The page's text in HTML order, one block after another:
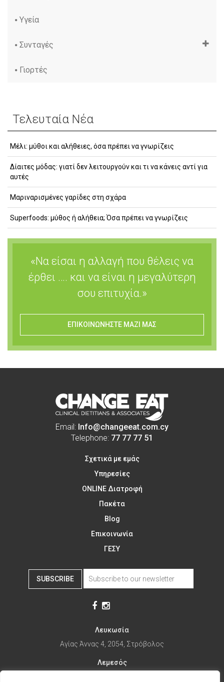
Υγεία
Συνταγές
Γιορτές
Τελευταία Νέα
Μέλι: μύθοι και αλήθειες, όσα πρέπει να γνωρίζεις
Δίαιτες μόδας: γιατί δεν λειτουργούν και τι να κάνεις αντί για
αυτές
Μαριναρισμένες γαρίδες στη σχάρα
Superfoods: μύθος ή αλήθεια; Όσα πρέπει να γνωρίζεις
«Να είσαι η αλλαγή που θέλεις να
έρθει …. και να είναι η μεγαλύτερη
σου επιτυχία.»
ΕΠΙΚΟΙΝΩΝΗΣΤΕ ΜΑΖΙ ΜΑΣ
Email: Info@changeeat.com.cy
Telephone: 77 77 77 51
Σχετικά με εμάς
Υπηρεσίες
ONLINE Διατροφή
Πακέτα
Blog
Επικοινωνία
ΓΕΣΥ
SUBSCRIBE
Λευκωσία
Αγίας Άννας 4, 2054, Στρόβολος
Λεμεσός